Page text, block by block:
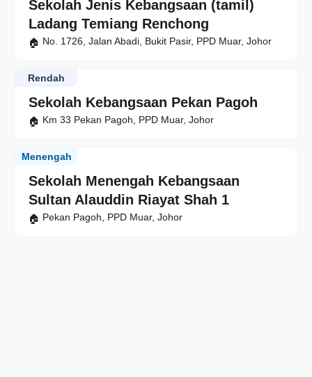
Sekolah Jenis Kebangsaan (tamil)
Ladang Temiang Renchong
No. 1726, Jalan Abadi, Bukit Pasir, PPD Muar, Johor
Sekolah Kebangsaan Pekan Pagoh
Rendah
Km 33 Pekan Pagoh, PPD Muar, Johor
Sekolah Menengah Kebangsaan
Sultan Alauddin Riayat Shah 1
Menengah
Pekan Pagoh, PPD Muar, Johor